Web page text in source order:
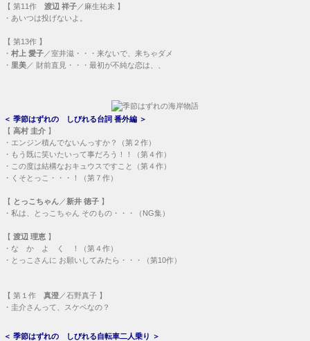
【 第11作 渡辺 祥子 ／麻生祐未 】
・ あいつは投げないよ。
【 第13作 】
・ 村上 愛子 ／室井滋・・・ 来ないで、来ちゃダメ
・ 里美 ／ 財前直見・・・ 最初が不純な恋は、、
＜ 季節はずれの しびれる台詞 番外編 ＞
【 高村 圭介 】
・ エンジン積んでないんっすか？（第２作）
・ もう既に笑いたいって事だろう！！（第４作）
・ この度は結構なおキュウスですこと（第４作）
・ くそとっこ・・・！（第７作）
【 とっこちゃん ／新井 徳子 】
・ 私は、とっこちゃん そのもの・・・（NG集）
【 渡辺 理恵 】
・ な か よ く ！（第４作）
・ とっこさんに お願いしてみたら・・・（第10作）
【 第１作 真澄 ／石野真子 】
・ 圭介さんって、スケベなの？
＜ 季節はずれの しびれる自転車二人乗り ＞